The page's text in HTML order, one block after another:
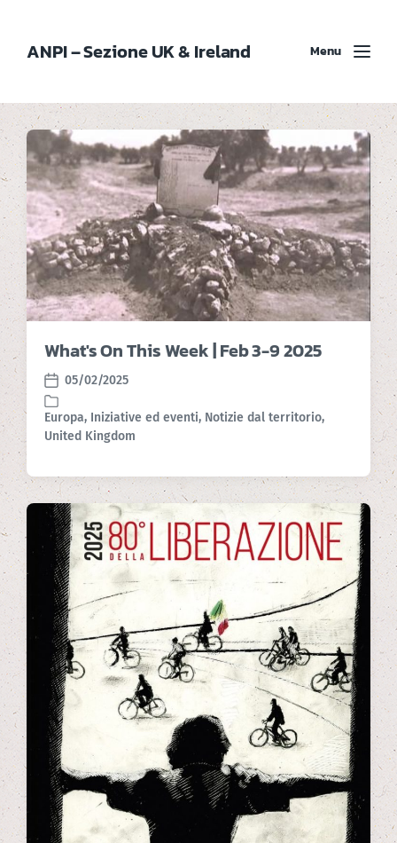
ANPI – Sezione UK & Ireland Menu
What's On This Week | Feb 3-9 2025
P
o
s
t
a
t
05/02/2025
P
t
e
Europa, Iniziative ed eventi, Notizie dal territorio,
United Kingdom